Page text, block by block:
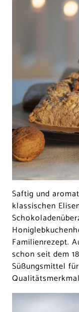
Saftig und
klassischen
Familienrezept.
schon seit dem
Süßungsmittel